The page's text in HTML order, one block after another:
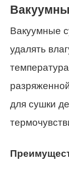
Вакуумные
удалять
для сушки